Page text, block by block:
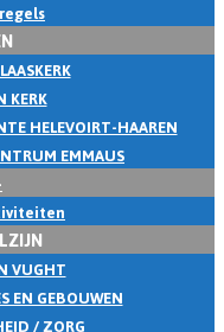
KERK
HELEVOIRT-HAAREN
EMMAUS
VUGHT
EN GEBOUWEN
/ ZORG